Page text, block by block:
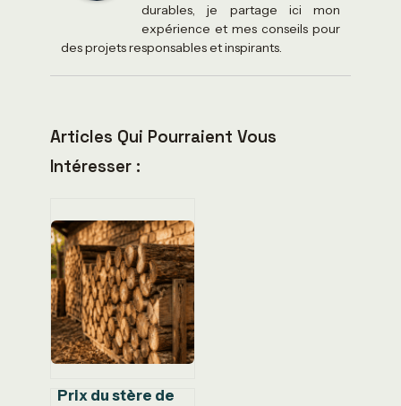
durables, je partage ici mon
expérience et mes conseils pour
des projets responsables et inspirants.
Articles Qui Pourraient Vous
Intéresser :
Prix du stère de